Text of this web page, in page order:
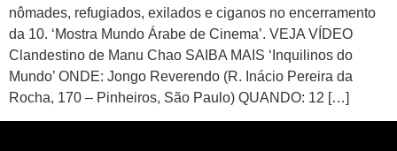
nômades, refugiados, exilados e ciganos no encerramento
da 10. ‘Mostra Mundo Árabe de Cinema’. VEJA VÍDEO
Clandestino de Manu Chao SAIBA MAIS ‘Inquilinos do
Mundo’ ONDE: Jongo Reverendo (R. Inácio Pereira da
Rocha, 170 – Pinheiros, São Paulo) QUANDO: 12 […]